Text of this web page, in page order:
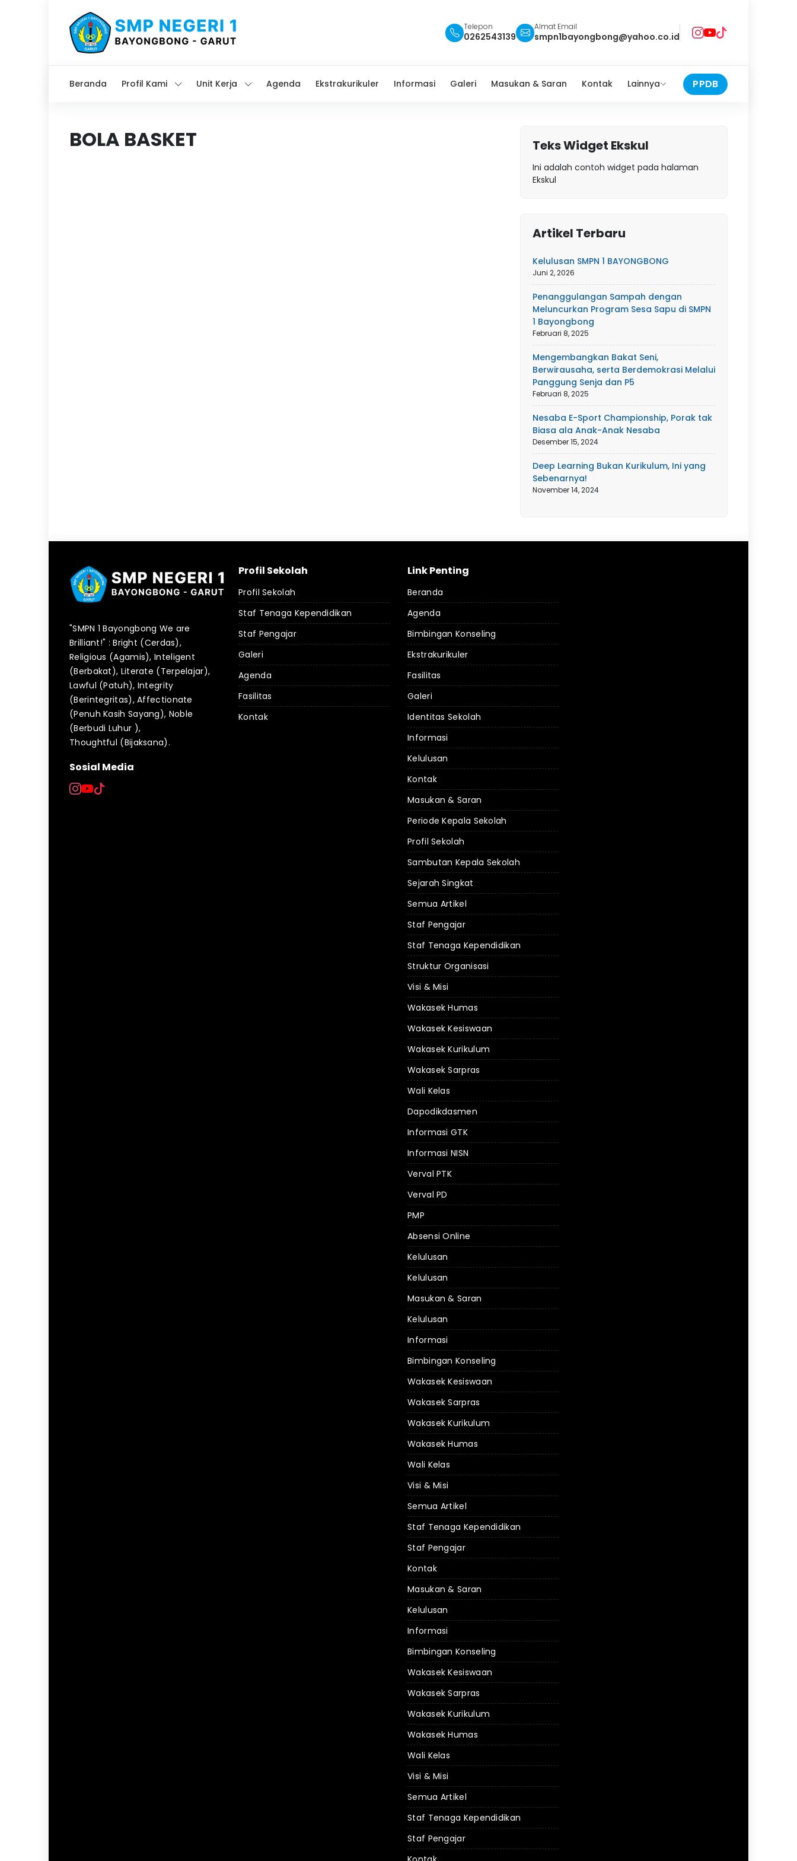
Telepon
0262543139
Almat Email
smpn1bayongbong@yahoo.co.id
Beranda Profil Kami Unit Kerja Agenda Ekstrakurikuler Informasi Galeri Masukan & Saran Kontak Lainnya PPDB
BOLA BASKET Teks Widget Ekskul
Ini adalah contoh widget pada halaman
Ekskul
Artikel Terbaru
Kelulusan SMPN 1 BAYONGBONG
Juni 2, 2026
Penanggulangan Sampah dengan
Meluncurkan Program Sesa Sapu di SMPN
1 Bayongbong
Februari 8, 2025
Mengembangkan Bakat Seni,
Berwirausaha, serta Berdemokrasi Melalui
Panggung Senja dan P5
Februari 8, 2025
Nesaba E-Sport Championship, Porak tak
Biasa ala Anak-Anak Nesaba
Desember 15, 2024
Deep Learning Bukan Kurikulum, Ini yang
Sebenarnya!
November 14, 2024
"SMPN 1 Bayongbong We are
Brilliant!" : Bright (Cerdas),
Religious (Agamis), Inteligent
(Berbakat), Literate (Terpelajar),
Lawful (Patuh), Integrity
(Berintegritas), Affectionate
(Penuh Kasih Sayang), Noble
(Berbudi Luhur ),
Thoughtful (Bijaksana).
Sosial Media
Profil Sekolah
Profil Sekolah
Staf Tenaga Kependidikan
Staf Pengajar
Galeri
Agenda
Fasilitas
Kontak
Link Penting
Beranda
Agenda
Bimbingan Konseling
Ekstrakurikuler
Fasilitas
Galeri
Identitas Sekolah
Informasi
Kelulusan
Kontak
Masukan & Saran
Periode Kepala Sekolah
Profil Sekolah
Sambutan Kepala Sekolah
Sejarah Singkat
Semua Artikel
Staf Pengajar
Staf Tenaga Kependidikan
Struktur Organisasi
Visi & Misi
Wakasek Humas
Wakasek Kesiswaan
Wakasek Kurikulum
Wakasek Sarpras
Wali Kelas
Dapodikdasmen
Informasi GTK
Informasi NISN
Verval PTK
Verval PD
PMP
Absensi Online
Kelulusan
Kelulusan
Masukan & Saran
Kelulusan
Informasi
Bimbingan Konseling
Wakasek Kesiswaan
Wakasek Sarpras
Wakasek Kurikulum
Wakasek Humas
Wali Kelas
Visi & Misi
Semua Artikel
Staf Tenaga Kependidikan
Staf Pengajar
Kontak
Masukan & Saran
Kelulusan
Informasi
Bimbingan Konseling
Wakasek Kesiswaan
Wakasek Sarpras
Wakasek Kurikulum
Wakasek Humas
Wali Kelas
Visi & Misi
Semua Artikel
Staf Tenaga Kependidikan
Staf Pengajar